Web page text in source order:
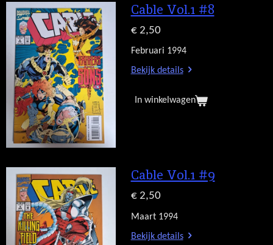
Cable Vol.1 #8
€ 2,50
Februari 1994
Bekijk details
In winkelwagen
Cable Vol.1 #9
€ 2,50
Maart 1994
Bekijk details